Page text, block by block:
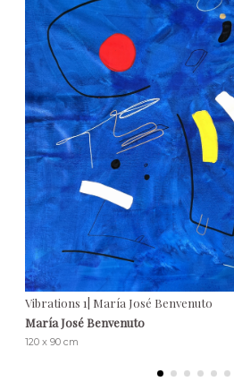
Vibrations 1| María José Benvenuto
María José Benvenuto
120 x 90 cm